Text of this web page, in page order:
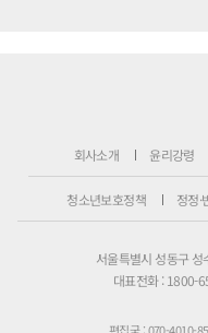
회사소개 윤리강령
청소년보호정책 정정·
서울특별시 성동구
대표전화 : 1800-